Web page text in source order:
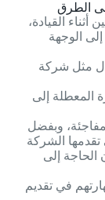
القيادة،
الوجهة
مثل شركة
المعطلة إلى
وبفضل
الشركة
إلى
بخبرتهم ومهارتهم في تقديم